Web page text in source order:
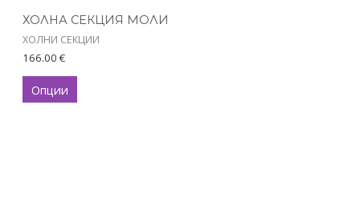
ХОЛНА СЕКЦИЯ МОЛИ
ХОЛНИ СЕКЦИИ
166.00 €
Опции
product
page